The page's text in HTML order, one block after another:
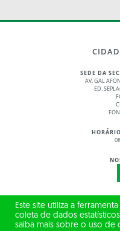
SEDE DA
AV. GAL
ED.
© 2017 - 2026 –
TODOS OS
Este site utiliza a
coleta de dados
saiba mais sobre o uso